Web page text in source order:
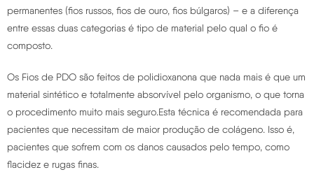
permanentes (fios russos, fios de ouro, fios búlgaros) – e a diferença
entre essas duas categorias é tipo de material pelo qual o fio é
composto.
Os Fios de PDO são feitos de polidioxanona que nada mais é que um
material sintético e totalmente absorvível pelo organismo, o que torna
o procedimento muito mais seguro.Esta técnica é recomendada para
pacientes que necessitam de maior produção de colágeno. Isso é,
pacientes que sofrem com os danos causados pelo tempo, como
flacidez e rugas finas.